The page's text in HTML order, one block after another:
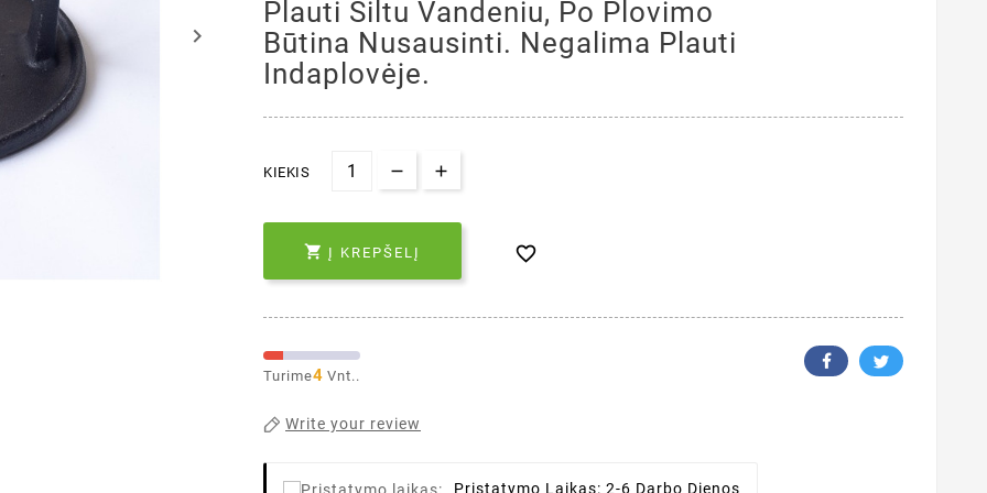
keyboard_arrow_right
Plauti Šiltu Vandeniu, Po Plovimo
Būtina Nusausinti. Negalima Plauti
Indaplovėje.
KIEKIS
 Į KREPŠELĮ 
Turime4 Vnt..
Write your review
Pristatymo Laikas: 2-6 Darbo Dienos